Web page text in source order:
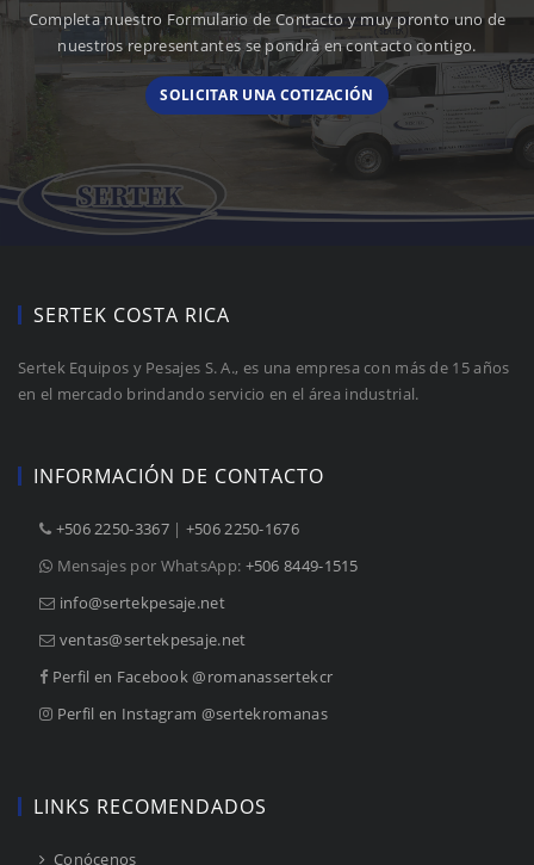
Completa nuestro Formulario de Contacto y muy pronto uno de
nuestros representantes se pondrá en contacto contigo.
SOLICITAR UNA COTIZACIÓN
SERTEK COSTA RICA
Sertek Equipos y Pesajes S. A., es una empresa con más de 15 años
en el mercado brindando servicio en el área industrial.
INFORMACIÓN DE CONTACTO
+506 2250-3367 | +506 2250-1676
Mensajes por WhatsApp: +506 8449-1515
info@sertekpesaje.net
ventas@sertekpesaje.net
Perfil en Facebook @romanassertekcr
Perfil en Instagram @sertekromanas
LINKS RECOMENDADOS
Conócenos